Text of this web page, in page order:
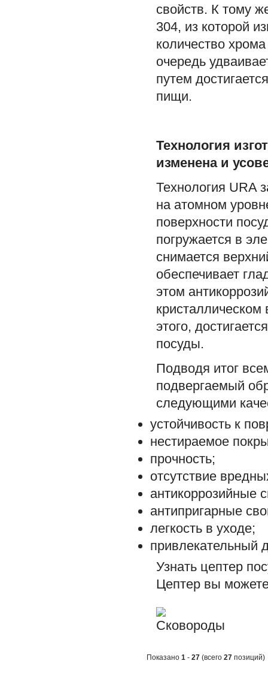
свойств. К тому
304, из которой
количество
очередь
путем
пищи.
Технология
изменена и
Технология URA
на атомном
поверхности
погружается в
снимается
обеспечивает
этом
этого,
посуды.
Подводя итог
подвергаемый
следующими
устойчивость к
нестираемое
прочность;
отсутствие
антикоррозийные
антипригарные
легкость в уходе;
привлекательный
Узнать цептер
Цептер вы
Показано 1 - 27 (всего 27 позиций)